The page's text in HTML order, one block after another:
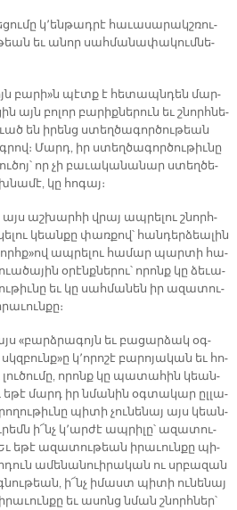
կ՚են­թադ­րէ հա­ւա­սա­րակշ­ռու­
եւ ա­նոր սահ­մա­նա­փա­կում­նե­
բա­րի»ն պէտք է հե­տապն­դեն մար­
այն բո­լոր բա­րիք­նե­րուն եւ շնորհ­նե­
են ի­րենց ստեղ­ծա­գոր­ծու­թեան
Մարդ, իր ստեղ­ծա­գոր­ծու­թիւ­նը
ո­ր չի բա­ւա­կա­նա­նար ստեղ­ծե­
կը հո­գայ։
այս աշ­խար­հի վրայ ապ­րե­լու շնորհ­
կեան­քը փառ­քով՝ հան­դեր­ձեա­լին
ապ­րե­լու հա­մար պար­տի հա­
օ­րէնք­նե­րու՝ ո­րոնք կը ձե­ւա­
եւ կը սահ­մա­նեն իր ա­զա­տու­
«բարձ­րա­գոյն եւ բա­ցար­ձակ օգ­
կ՚ո­րո­շէ բա­րո­յա­կան եւ հո­
լու­ծու­մը, ո­րոնք կը պա­տա­հին կեան­
ե­թէ մարդ իր նմա­նին օգ­տա­կար ըլ­լա­
պի­տի չու­նե­նայ այս կեան­
ի՜նչ կ՚ար­ժէ ապ­րի­լը՝ ա­զա­տու­
Եւ ե­թէ ա­զա­տու­թեան ի­րա­ւուն­քը պի­
ա­մե­նա­նուի­րա­կան ու սրբա­զան
ի՜նչ ի­մաստ պի­տի ու­նե­նայ
եւ ա­սոնց նման շնորհ­ներ՝